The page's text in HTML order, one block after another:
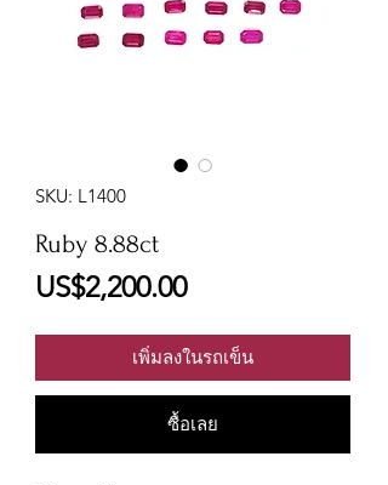
SKU: L1400
Ruby 8.88ct
US$2,200.00ราคา
เพิ่มลงในรถเข็น
ซื้อเลย